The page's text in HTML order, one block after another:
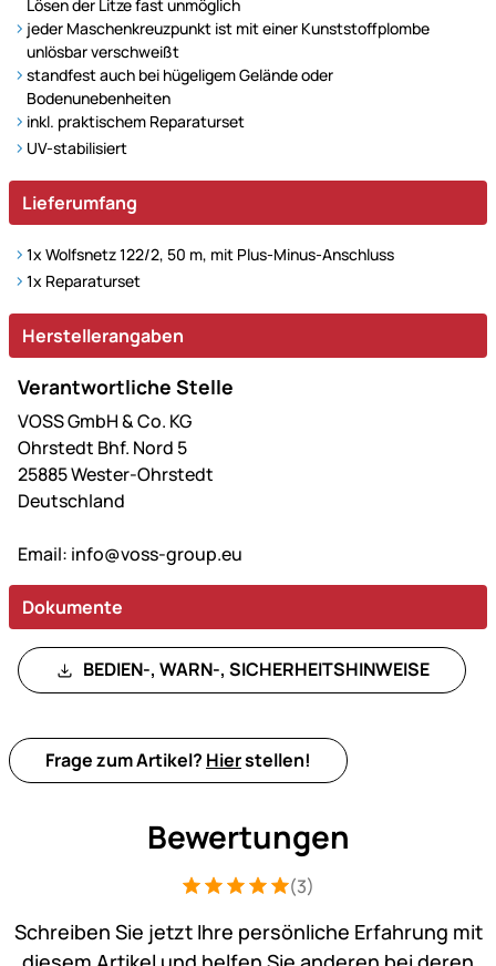
Lösen der Litze fast unmöglich
jeder Maschenkreuzpunkt ist mit einer Kunststoffplombe
unlösbar verschweißt
standfest auch bei hügeligem Gelände oder
Bodenunebenheiten
inkl. praktischem Reparaturset
UV-stabilisiert
Lieferumfang
1x Wolfsnetz 122/2, 50 m, mit Plus-Minus-Anschluss
1x Reparaturset
Herstellerangaben
Verantwortliche Stelle
VOSS GmbH & Co. KG
Ohrstedt Bhf. Nord 5
25885 Wester-Ohrstedt
Deutschland
Email: info@voss-group.eu
Dokumente
BEDIEN-, WARN-, SICHERHEITSHINWEISE
Frage zum Artikel? Hierstellen!
Bewertungen
Bewertung: 5 von 5 (3 Bewertungen)
3 Bewertungen
(3)
Schreiben Sie jetzt Ihre persönliche Erfahrung mit